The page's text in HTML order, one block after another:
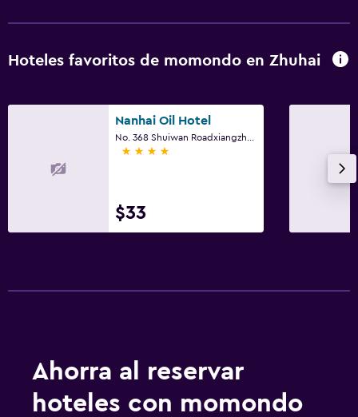
Hoteles favoritos de momondo en Zhuhai
Nanhai Oil Hotel
4 estrellas
$33
Ahorra al reservar
hoteles con momondo